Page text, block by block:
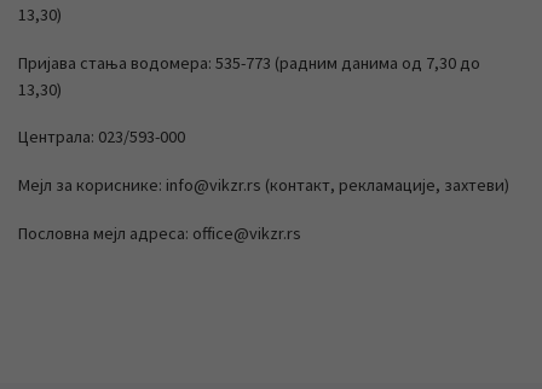
13,30)
Пријава стања водомера: 535-773 (радним данима од 7,30 до
13,30)
Централа: 023/593-000
Мејл за кориснике: info@vikzr.rs (контакт, рекламације, захтеви)
Пословна мејл адреса: office@vikzr.rs